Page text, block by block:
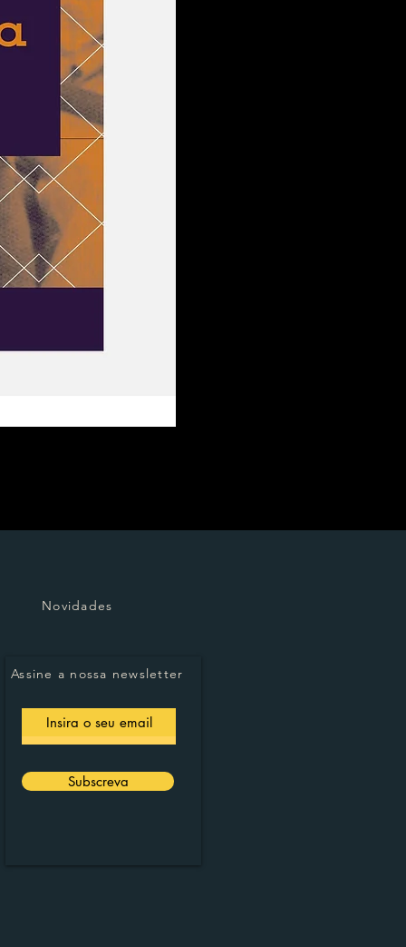
Novidades
Assine a nossa newsletter
Subscreva